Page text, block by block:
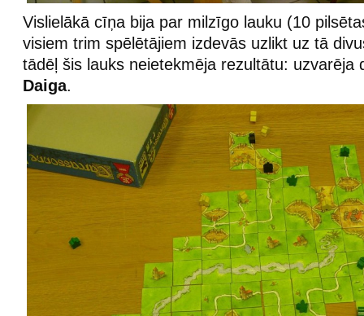
Vislielākā cīņa bija par milzīgo lauku (10
visiem trim spēlētājiem izdevās uzlikt uz tā
tādēļ šis lauks neietekmēja rezultātu: uzvarēja
Daiga.